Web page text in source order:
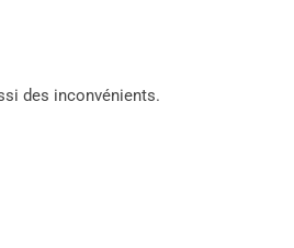
des inconvénients.